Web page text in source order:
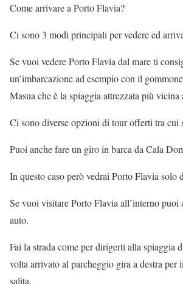
Come arrivare a Porto Flavia?
Ci sono 3 modi principali per vedere ed
Se vuoi vedere Porto Flavia dal mare ti
un’imbarcazione ad esempio con il
Masua che è la spiaggia attrezzata più
Ci sono diverse opzioni di tour offerti tra cui
Puoi anche fare un giro in barca da Cala
In questo caso però vedrai Porto Flavia solo
Se vuoi visitare Porto Flavia all’interno puoi
auto.
Fai la strada come per dirigerti alla spiaggia
volta arrivato al parcheggio gira a destra per
salita.